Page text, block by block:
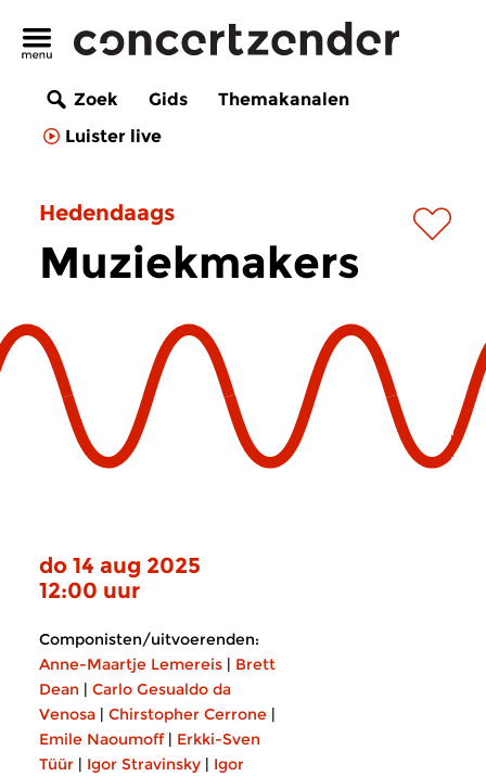
Zoek Gids
Themakanalen
Luister live
Hedendaags
Muziekmakers
do 14 aug 2025
12:00 uur
Componisten/uitvoerenden:
Anne-Maartje Lemereis | Brett
Dean | Carlo Gesualdo da
Venosa | Chirstopher Cerrone |
Emile Naoumoff| Erkki-Sven
Tüür | Igor Stravinsky | Igor